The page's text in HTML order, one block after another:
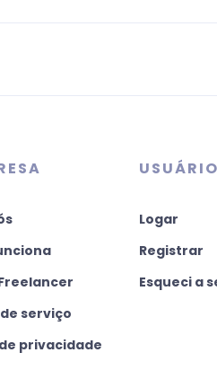
serviço
privacidade
USUÁRIO
Logar
Registrar
Esqueci a